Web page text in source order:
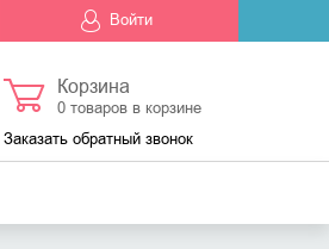
Войти
Корзина
0товаров в корзине
Заказать обратный звонок